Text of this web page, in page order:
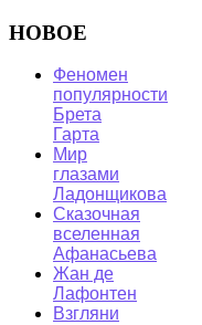
НОВОЕ
Феномен
популярности
Брета
Гарта
Мир
глазами
Ладонщикова
Сказочная
вселенная
Афанасьева
Жан де
Лафонтен
Взгляни